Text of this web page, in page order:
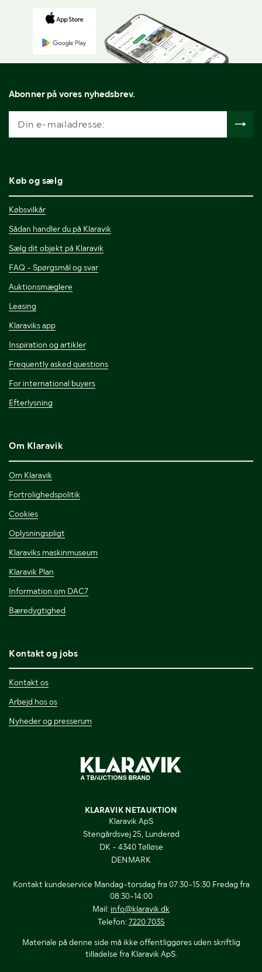
Abonner på vores nyhedsbrev.
Køb og sælg
Købsvilkår
Sådan handler du på Klaravik
Sælg dit objekt på Klaravik
FAQ - Spørgsmål og svar
Auktionsmæglere
Leasing
Klaraviks app
Inspiration og artikler
Frequently asked questions
For international buyers
Efterlysning
Om Klaravik
Om Klaravik
Fortrolighedspolitik
Cookies
Oplysningspligt
Klaraviks maskinmuseum
Klaravik Plan
Information om DAC7
Bæredygtighed
Kontakt og jobs
Kontakt os
Arbejd hos os
Nyheder og presserum
KLARAVIK NETAUKTION
Klaravik ApS
Stengårdsvej 25, Lunderød
DK - 4340 Tølløse
DENMARK
Kontakt kundeservice Mandag-torsdag fra 07:30-15:30 Fredag fra
08:30-14:00
Mail: info@klaravik.dk
Telefon: 7220 7035
Materiale på denne side må ikke offentliggøres uden skriftlig
tilladelse fra Klaravik ApS.